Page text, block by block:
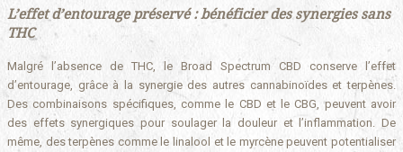
L’effet d’entourage préservé : bénéficier des synergies sans
THC
Malgré l’absence de THC, le Broad Spectrum CBD conserve l’effet
d’entourage, grâce à la synergie des autres cannabinoïdes et terpènes.
Des combinaisons spécifiques, comme le CBD et le CBG, peuvent avoir
des effets synergiques pour soulager la douleur et l’inflammation. De
même, des terpènes comme le linalool et le myrcène peuvent potentialiser